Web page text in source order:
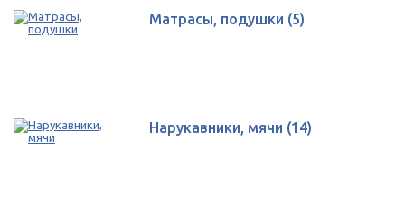
Матрасы, подушки (5)
Нарукавники, мячи (14)